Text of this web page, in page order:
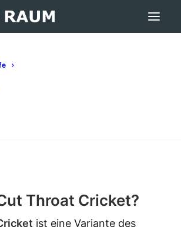
Cricket – Darts-Begriff erklärt
Glossar (A–Z): Begriffe & Bedeutung
Cricket – Darts-Begriff erklärt
Throat Cricket?
ist eine Variante des